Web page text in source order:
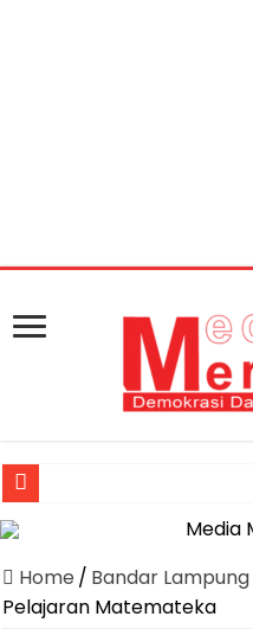
Jasa Raharja Serahkan
Canangkan Desa TAPIS dan
Pemprov Lampung Berhasil
Home / Bandar Lampung
Pelajaran Matemateka